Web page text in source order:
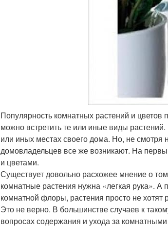
Популярность комнатных растений и
можно встретить те или иные виды
или иных местах своего дома. Но, не смотря
домовладельцев все же возникают. На
и цветами.
Существует довольно расхожее мнение о
комнатные растения нужна «легкая рука». А
комнатной флоры, растения просто не
Это не верно. В большинстве случаев к
вопросах содержания и ухода за